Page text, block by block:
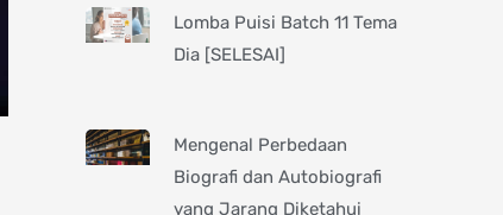
Lomba Puisi Batch 11 Tema
Dia [SELESAI]
Mengenal Perbedaan
Biografi dan Autobiografi
yang Jarang Diketahui